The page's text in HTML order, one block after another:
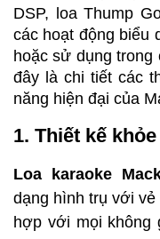
DSP, loa Thump
các hoạt động biểu
hoặc sử dụng
đây là chi tiết các
năng hiện đại của
1. Thiết kế
Loa karaoke
dạng hình trụ với
hợp với mọi không